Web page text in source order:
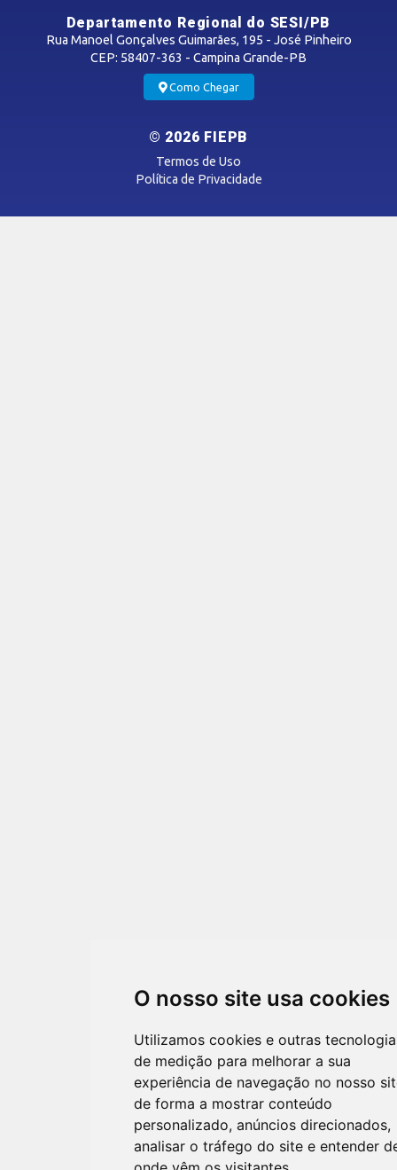
O nosso site usa cookies
Utilizamos cookies e outras
de medição para melhorar a sua
experiência de navegação no nosso
de forma a mostrar conteúdo
personalizado, anúncios direcionados,
analisar o tráfego do site e entender
Programas Legais
Departamento Regional do SESI/PB
Rua Manoel Gonçalves Guimarães, 195 - José Pinheiro
CEP: 58407-363 - Campina Grande-PB
Como Chegar
© 2026 FIEPB
Termos de Uso
Política de Privacidade